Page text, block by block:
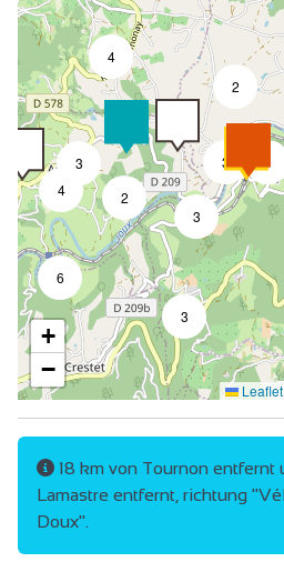
3
2
3
4
6
4
3
3
2
+
−
Leaflet
18 km von Tournon entfernt
Lamastre entfernt, richtung
Doux".